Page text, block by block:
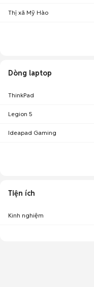
Thị xã Mỹ Hào
Dòng laptop
ThinkPad
Legion 5
Ideapad Gaming
Tiện ích
Kinh nghiệm